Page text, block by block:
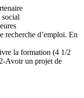
social
recherche d’emploi. En
la formation (4 1/2
Avoir un projet de